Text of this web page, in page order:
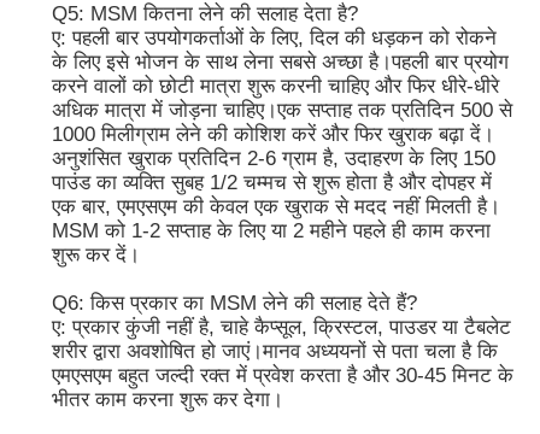
Q5: MSM कितना लेने की सलाह देता है?
ए: पहली बार उपयोगकर्ताओं के लिए, दिल की धड़कन को रोकने
के लिए इसे भोजन के साथ लेना सबसे अच्छा है।पहली बार प्रयोग
करने वालों को छोटी मात्रा शुरू करनी चाहिए और फिर धीरे-धीरे
अधिक मात्रा में जोड़ना चाहिए।एक सप्ताह तक प्रतिदिन 500 से
1000 मिलीग्राम लेने की कोशिश करें और फिर खुराक बढ़ा दें।
अनुशंसित खुराक प्रतिदिन 2-6 ग्राम है, उदाहरण के लिए 150
पाउंड का व्यक्ति सुबह 1/2 चम्मच से शुरू होता है और दोपहर में
एक बार, एमएसएम की केवल एक खुराक से मदद नहीं मिलती है।
MSM को 1-2 सप्ताह के लिए या 2 महीने पहले ही काम करना
शुरू कर दें।
Q6: किस प्रकार का MSM लेने की सलाह देते हैं?
ए: प्रकार कुंजी नहीं है, चाहे कैप्सूल, क्रिस्टल, पाउडर या टैबलेट
शरीर द्वारा अवशोषित हो जाएं।मानव अध्ययनों से पता चला है कि
एमएसएम बहुत जल्दी रक्त में प्रवेश करता है और 30-45 मिनट के
भीतर काम करना शुरू कर देगा।